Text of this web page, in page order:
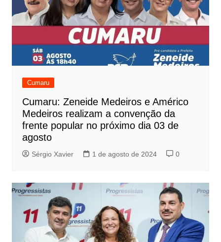
Cumaru
Cumaru: Zeneide Medeiros e Américo
Medeiros realizam a convenção da
frente popular no próximo dia 03 de
agosto
Sérgio Xavier 1 de agosto de 2024 0